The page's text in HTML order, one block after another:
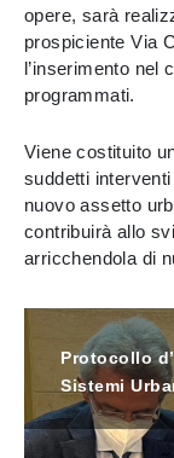
opere, sarà
prospiciente Via
l’inserimento nel
programmati.
Viene costituito
suddetti
nuovo assetto
contribuirà allo
arricchendola di
Protocollo
Sistemi